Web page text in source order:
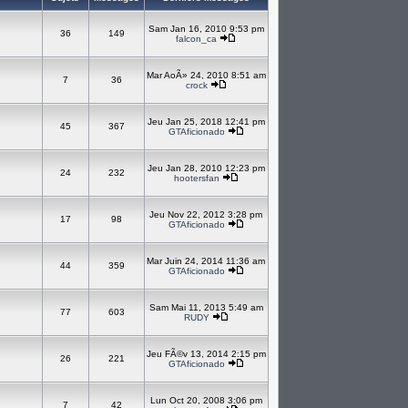
36 149
Sam Jan 16, 2010 9:53 pm
falcon_ca
7 36
Mar AoÃ» 24, 2010 8:51 am
crock
45 367
Jeu Jan 25, 2018 12:41 pm
GTAficionado
24 232
Jeu Jan 28, 2010 12:23 pm
hootersfan
17 98
Jeu Nov 22, 2012 3:28 pm
GTAficionado
44 359
Mar Juin 24, 2014 11:36 am
GTAficionado
77 603
Sam Mai 11, 2013 5:49 am
RUDY
26 221
Jeu FÃ©v 13, 2014 2:15 pm
GTAficionado
7 42
Lun Oct 20, 2008 3:06 pm